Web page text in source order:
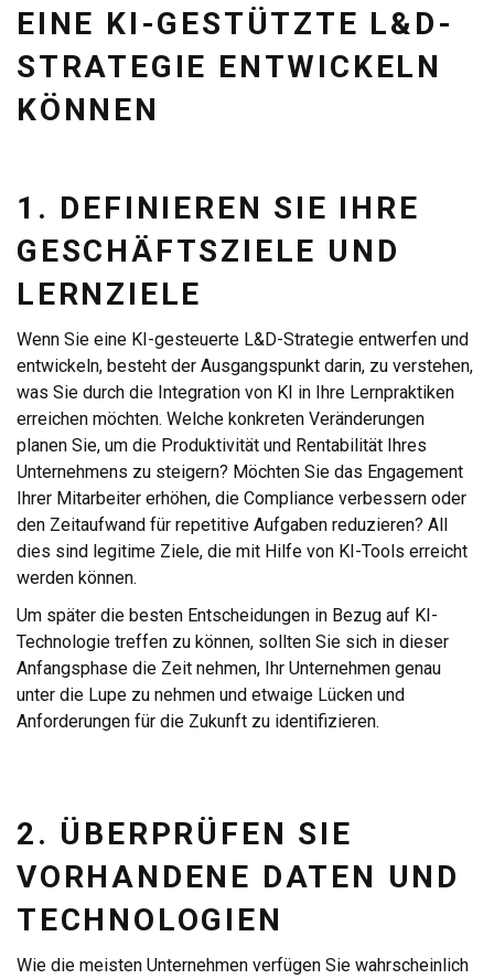
EINE KI-GESTÜTZTE L&D-
STRATEGIE ENTWICKELN
KÖNNEN
1. DEFINIEREN SIE IHRE
GESCHÄFTSZIELE UND
LERNZIELE
Wenn Sie eine KI-gesteuerte L&D-Strategie entwerfen und
entwickeln, besteht der Ausgangspunkt darin, zu verstehen,
was Sie durch die Integration von KI in Ihre Lernpraktiken
erreichen möchten. Welche konkreten Veränderungen
planen Sie, um die Produktivität und Rentabilität Ihres
Unternehmens zu steigern? Möchten Sie das Engagement
Ihrer Mitarbeiter erhöhen, die Compliance verbessern oder
den Zeitaufwand für repetitive Aufgaben reduzieren? All
dies sind legitime Ziele, die mit Hilfe von KI-Tools erreicht
werden können.
Um später die besten Entscheidungen in Bezug auf KI-
Technologie treffen zu können, sollten Sie sich in dieser
Anfangsphase die Zeit nehmen, Ihr Unternehmen genau
unter die Lupe zu nehmen und etwaige Lücken und
Anforderungen für die Zukunft zu identifizieren.
2. ÜBERPRÜFEN SIE
VORHANDENE DATEN UND
TECHNOLOGIEN
Wie die meisten Unternehmen verfügen Sie wahrscheinlich